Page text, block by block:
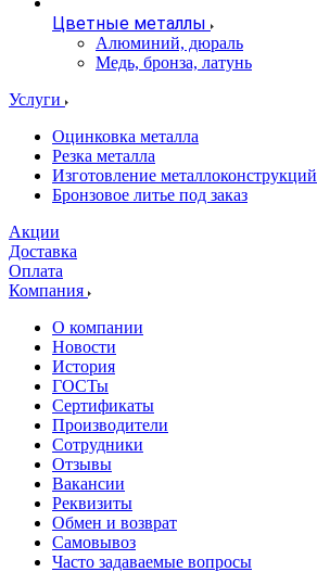
Цветные металлы
Алюминий, дюраль
Медь, бронза, латунь
Услуги
Оцинковка металла
Резка металла
Изготовление металлоконструкций
Бронзовое литье под заказ
Акции
Доставка
Оплата
Компания
О компании
Новости
История
ГОСТы
Сертификаты
Производители
Сотрудники
Отзывы
Вакансии
Реквизиты
Обмен и возврат
Самовывоз
Часто задаваемые вопросы